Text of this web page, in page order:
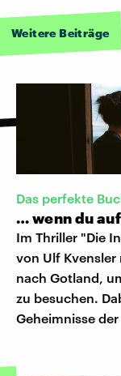
Weitere Beiträge
Das perfekte
… wenn du
Im Thriller "Die
von Ulf Kvensler
nach Gotland,
zu besuchen.
Geheimnisse